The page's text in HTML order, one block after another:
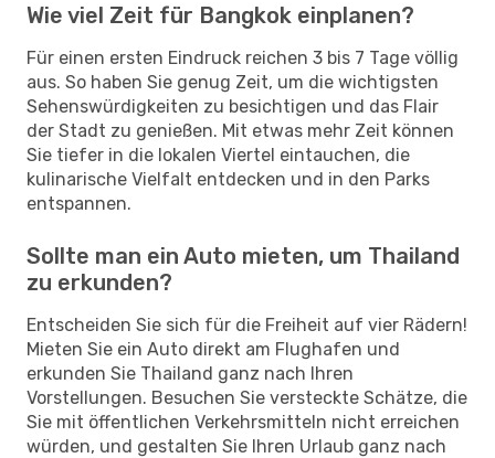
Wie viel Zeit für Bangkok einplanen?
Für einen ersten Eindruck reichen 3 bis 7 Tage völlig
aus. So haben Sie genug Zeit, um die wichtigsten
Sehenswürdigkeiten zu besichtigen und das Flair
der Stadt zu genießen. Mit etwas mehr Zeit können
Sie tiefer in die lokalen Viertel eintauchen, die
kulinarische Vielfalt entdecken und in den Parks
entspannen.
Sollte man ein Auto mieten, um Thailand
zu erkunden?
Entscheiden Sie sich für die Freiheit auf vier Rädern!
Mieten Sie ein Auto direkt am Flughafen und
erkunden Sie Thailand ganz nach Ihren
Vorstellungen. Besuchen Sie versteckte Schätze, die
Sie mit öffentlichen Verkehrsmitteln nicht erreichen
würden, und gestalten Sie Ihren Urlaub ganz nach